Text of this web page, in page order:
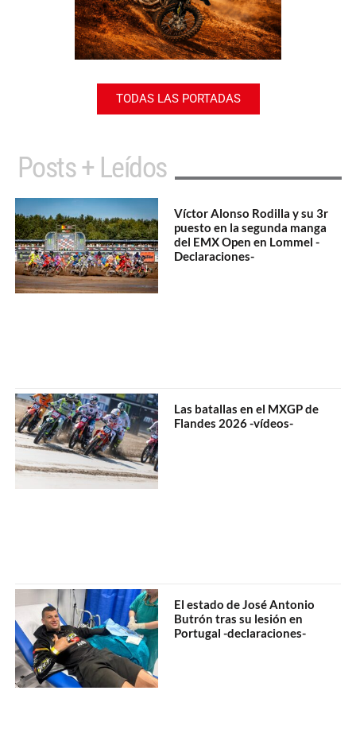
TODAS LAS PORTADAS
Posts + Leídos
Víctor Alonso Rodilla y su 3r
puesto en la segunda manga
del EMX Open en Lommel -
Declaraciones-
Las batallas en el MXGP de
Flandes 2026 -vídeos-
El estado de José Antonio
Butrón tras su lesión en
Portugal -declaraciones-